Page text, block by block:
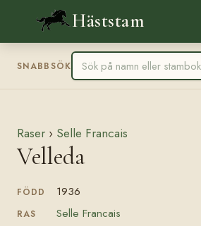
Häststam
SNABBSÖK
Raser › Selle Francais
Velleda
FÖDD 1936
RAS Selle Francais